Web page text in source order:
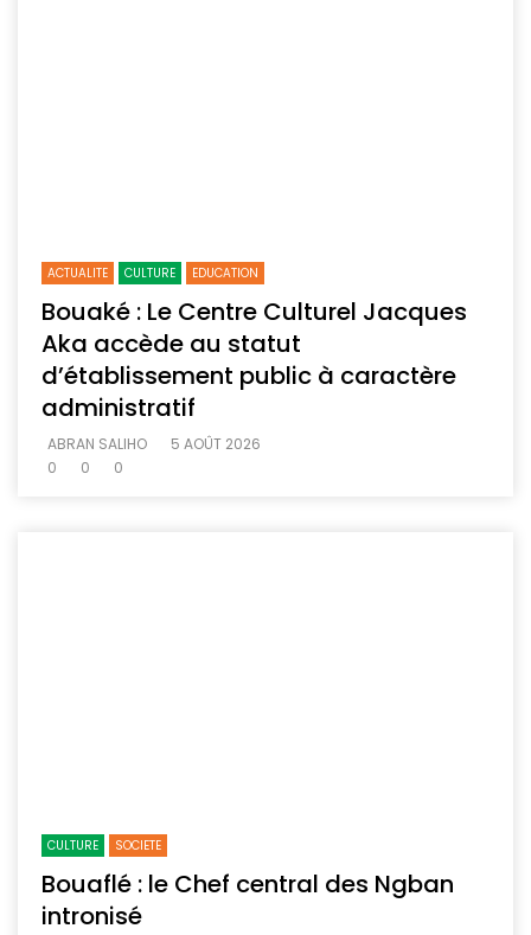
ACTUALITE CULTURE EDUCATION
Bouaké : Le Centre Culturel Jacques
Aka accède au statut
d’établissement public à caractère
administratif
ABRAN SALIHO
5 AOÛT 2026
0
0 0
CULTURE SOCIETE
Bouaflé : le Chef central des Ngban
intronisé